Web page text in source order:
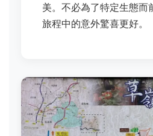
美。不必為了特定生態而
旅程中的意外驚喜更好。